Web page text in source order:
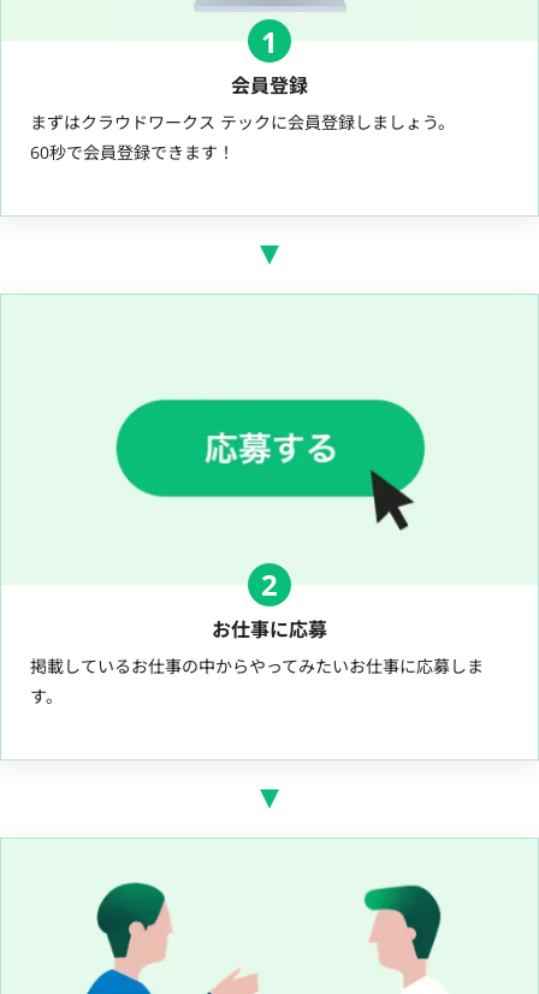
1
会員登録
まずはクラウドワークス テックに会員登録しましょう。
60秒で会員登録できます！
2
お仕事に応募
掲載しているお仕事の中からやってみたいお仕事に応募しま
す。